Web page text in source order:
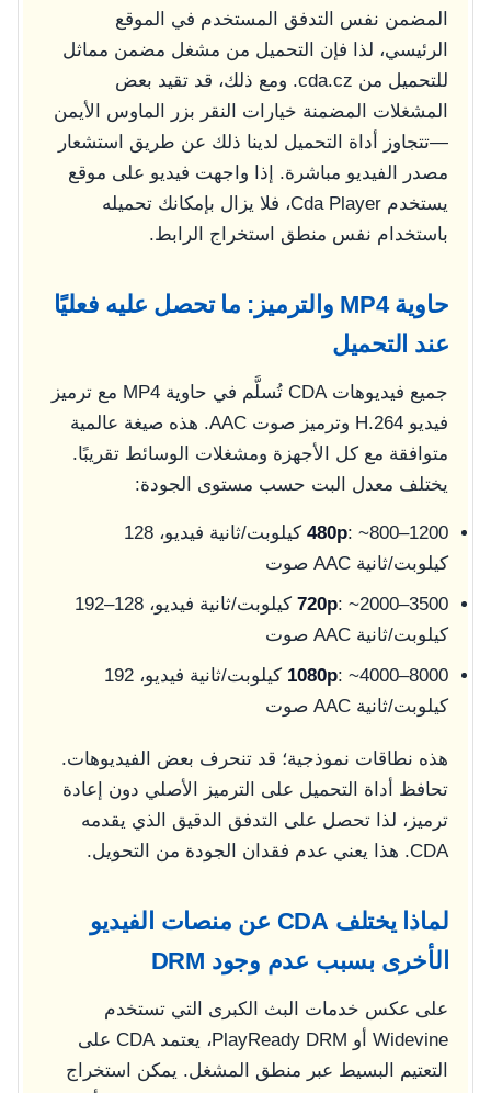
المضمن نفس التدفق المستخدم في الموقع
الرئيسي، لذا فإن التحميل من مشغل مضمن مماثل
للتحميل من cda.cz. ومع ذلك، قد تقيد بعض
المشغلات المضمنة خيارات النقر بزر الماوس الأيمن
—تتجاوز أداة التحميل لدينا ذلك عن طريق استشعار
مصدر الفيديو مباشرة. إذا واجهت فيديو على موقع
يستخدم Cda Player، فلا يزال بإمكانك تحميله
باستخدام نفس منطق استخراج الرابط.
حاوية MP4 والترميز: ما تحصل عليه فعليًا
عند التحميل
جميع فيديوهات CDA تُسلَّم في حاوية MP4 مع ترميز
فيديو H.264 وترميز صوت AAC. هذه صيغة عالمية
متوافقة مع كل الأجهزة ومشغلات الوسائط تقريبًا.
يختلف معدل البت حسب مستوى الجودة:
480p
: ~800–1200 كيلوبت/ثانية فيديو، 128
كيلوبت/ثانية AAC صوت
720p
: ~2000–3500 كيلوبت/ثانية فيديو، 128–192
كيلوبت/ثانية AAC صوت
1080p
: ~4000–8000 كيلوبت/ثانية فيديو، 192
كيلوبت/ثانية AAC صوت
هذه نطاقات نموذجية؛ قد تنحرف بعض الفيديوهات.
تحافظ أداة التحميل على الترميز الأصلي دون إعادة
ترميز، لذا تحصل على التدفق الدقيق الذي يقدمه
CDA. هذا يعني عدم فقدان الجودة من التحويل.
لماذا يختلف CDA عن منصات الفيديو
الأخرى بسبب عدم وجود DRM
على عكس خدمات البث الكبرى التي تستخدم
Widevine أو PlayReady DRM، يعتمد CDA على
التعتيم البسيط عبر منطق المشغل. يمكن استخراج